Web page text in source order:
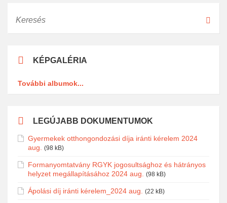
KÉPGALÉRIA
További albumok...
LEGÚJABB DOKUMENTUMOK
Gyermekek otthongondozási díja iránti kérelem 2024
aug.
(98 kB)
Formanyomtatvány RGYK jogosultsághoz és hátrányos
helyzet megállapításához 2024 aug.
(98 kB)
Ápolási díj iránti kérelem_2024 aug. (22 kB)